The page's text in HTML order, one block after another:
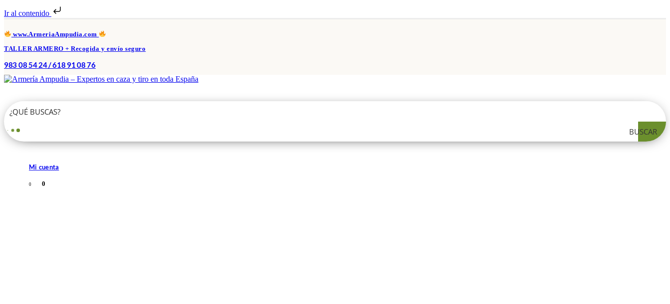
Ir al contenido
www.ArmeriaAmpudia.com
TALLER ARMERO + Recogida y envío seguro
983 08 54 24 / 618 91 08 76
BUSCAR
Mi cuenta
0 0